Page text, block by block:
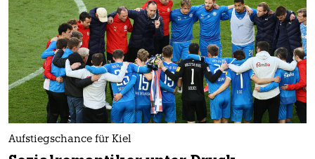
Aufstiegschance für Kiel